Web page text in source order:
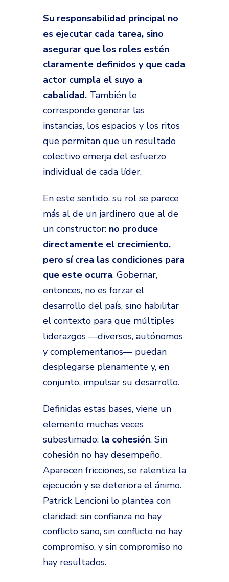
Su responsabilidad principal no
es ejecutar cada tarea, sino
asegurar que los roles estén
claramente definidos y que cada
actor cumpla el suyo a
cabalidad. También le
corresponde generar las
instancias, los espacios y los ritos
que permitan que un resultado
colectivo emerja del esfuerzo
individual de cada líder.
En este sentido, su rol se parece
más al de un jardinero que al de
un constructor: no produce
directamente el crecimiento,
pero sí crea las condiciones para
que este ocurra. Gobernar,
entonces, no es forzar el
desarrollo del país, sino habilitar
el contexto para que múltiples
liderazgos —diversos, autónomos
y complementarios— puedan
desplegarse plenamente y, en
conjunto, impulsar su desarrollo.
Definidas estas bases, viene un
elemento muchas veces
subestimado: la cohesión. Sin
cohesión no hay desempeño.
Aparecen fricciones, se ralentiza la
ejecución y se deteriora el ánimo.
Patrick Lencioni lo plantea con
claridad: sin confianza no hay
conflicto sano, sin conflicto no hay
compromiso, y sin compromiso no
hay resultados.